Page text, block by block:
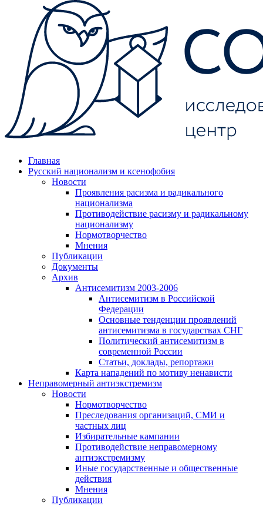
Главная
Русский национализм и ксенофобия
Новости
Проявления расизма и радикального
национализма
Противодействие расизму и радикальному
национализму
Нормотворчество
Мнения
Публикации
Документы
Архив
Антисемитизм 2003-2006
Антисемитизм в Российской
Федерации
Основные тенденции проявлений
антисемитизма в государствах СНГ
Политический антисемитизм в
современной России
Статьи, доклады, репортажи
Карта нападений по мотиву ненависти
Неправомерный антиэкстремизм
Новости
Нормотворчество
Преследования организаций, СМИ и
частных лиц
Избирательные кампании
Противодействие неправомерному
антиэкстремизму
Иные государственные и общественные
действия
Мнения
Публикации